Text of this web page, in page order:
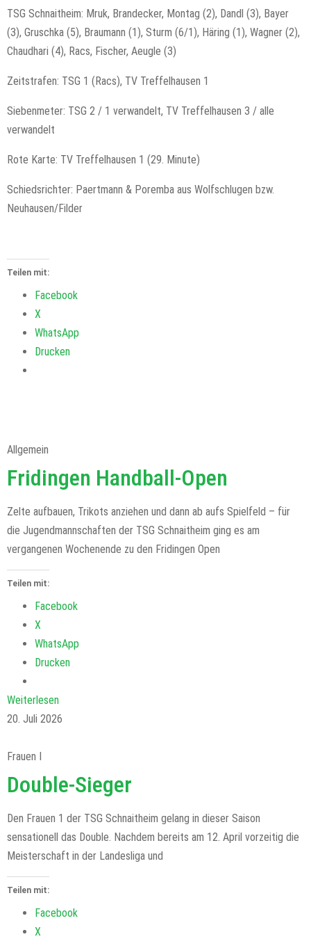
TSG Schnaitheim: Mruk, Brandecker, Montag (2), Dandl (3), Bayer
(3), Gruschka (5), Braumann (1), Sturm (6/1), Häring (1), Wagner (2),
Chaudhari (4), Racs, Fischer, Aeugle (3)
Zeitstrafen: TSG 1 (Racs), TV Treffelhausen 1
Siebenmeter: TSG 2 / 1 verwandelt, TV Treffelhausen 3 / alle
verwandelt
Rote Karte: TV Treffelhausen 1 (29. Minute)
Schiedsrichter: Paertmann & Poremba aus Wolfschlugen bzw.
Neuhausen/Filder
Teilen mit:
Facebook
X
WhatsApp
Drucken
Allgemein
Fridingen Handball-Open
Zelte aufbauen, Trikots anziehen und dann ab aufs Spielfeld – für
die Jugendmannschaften der TSG Schnaitheim ging es am
vergangenen Wochenende zu den Fridingen Open
Teilen mit:
Facebook
X
WhatsApp
Drucken
Weiterlesen
20. Juli 2026
Frauen I
Double-Sieger
Den Frauen 1 der TSG Schnaitheim gelang in dieser Saison
sensationell das Double. Nachdem bereits am 12. April vorzeitig die
Meisterschaft in der Landesliga und
Teilen mit:
Facebook
X